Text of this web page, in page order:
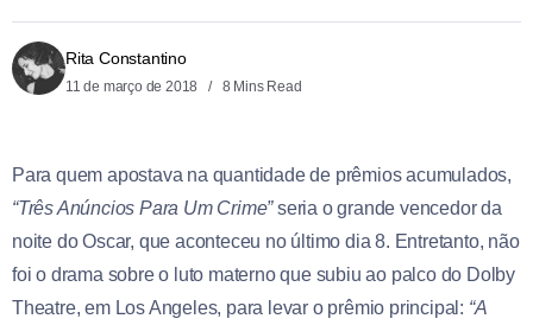
Rita Constantino
11 de março de 2018 8 Mins Read
Para quem apostava na quantidade de prêmios acumulados,
“Três Anúncios Para Um Crime”seria o grande vencedor da
noite do Oscar, que aconteceu no último dia 8. Entretanto, não
foi o drama sobre o luto materno que subiu ao palco do Dolby
Theatre, em Los Angeles, para levar o prêmio principal: “A